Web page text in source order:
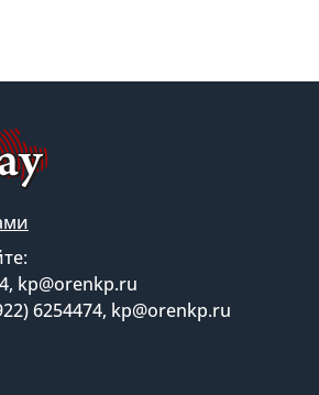
kp@orenkp.ru
6254474, kp@orenkp.ru